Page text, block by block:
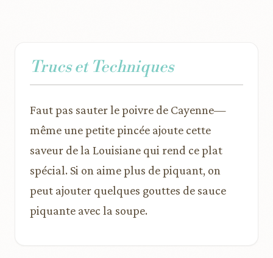
Trucs et Techniques
Faut pas sauter le poivre de Cayenne—
même une petite pincée ajoute cette
saveur de la Louisiane qui rend ce plat
spécial. Si on aime plus de piquant, on
peut ajouter quelques gouttes de sauce
piquante avec la soupe.